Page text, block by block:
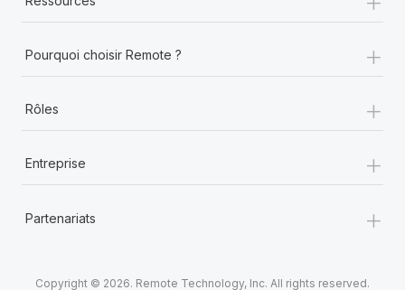
Pourquoi choisir Remote ? +
Rôles +
Entreprise +
Partenariats +
Copyright © 2026. Remote Technology, Inc. All rights reserved.